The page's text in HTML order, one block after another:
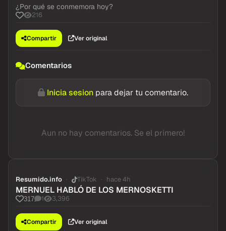
¿Por qué se conmemora hoy?
216
Compartir Ver original
Comentarios
Inicia sesion para dejar tu comentario.
Aun no hay comentarios. Se el primero!
Resumido.info TikTok hace 4h
MERNUEL HABLÓ DE LOS MERNOSKETTI
317 1 3,396
Compartir Ver original